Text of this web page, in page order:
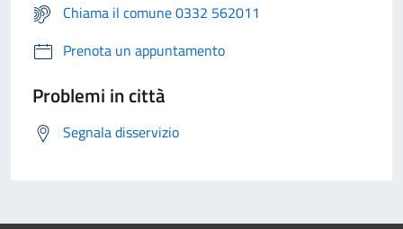
Chiama il comune 0332 562011
Prenota un appuntamento
Problemi in città
Segnala disservizio